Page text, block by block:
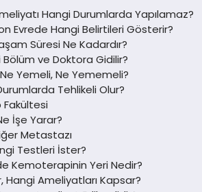
Hangi Durumlarda Yapılamaz?
Evrede Hangi Belirtileri Gösterir?
Süresi Ne Kadardır?
ve Doktora Gidilir?
Yemeli, Ne Yememeli?
Tehlikeli Olur?
Fakültesi
İşe Yarar?
Metastazı
Testleri İster?
Kemoterapinin Yeri Nedir?
Hangi Ameliyatları Kapsar?